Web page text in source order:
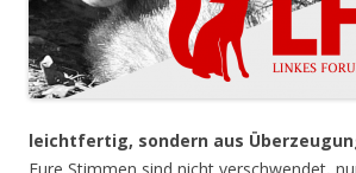
leichtfertig, sondern aus